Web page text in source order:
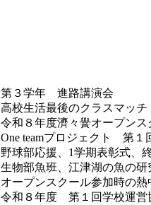
第３学年 進路講演会
高校生活最後のクラスマッチ
令和８年度濟々黌オープン
One teamプロジェクト 第１
野球部応援、1学期表彰式、
生物部魚班、江津湖の魚の研
オープンスクール参加時の熱
令和８年度 第１回学校運営